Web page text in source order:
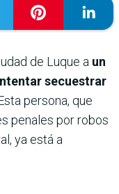
de Luque a un
secuestrar
Esta persona, que
penales por robos
ya está a